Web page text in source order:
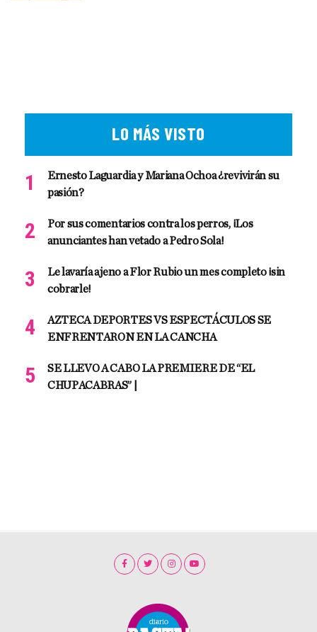
LO MÁS VISTO
Ernesto Laguardia y Mariana Ochoa ¿revivirán su
pasión?
Por sus comentarios contra los perros, ¡Los
anunciantes han vetado a Pedro Sola!
Le lavaría ajeno a Flor Rubio un mes completo ¡sin
cobrarle!
AZTECA DEPORTES VS ESPECTÁCULOS SE
ENFRENTARON EN LA CANCHA
SE LLEVO A CABO LA PREMIERE DE “EL
CHUPACABRAS” |